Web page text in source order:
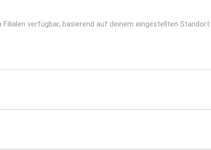
verfügbar, basierend auf deinem eingestellten Standort: